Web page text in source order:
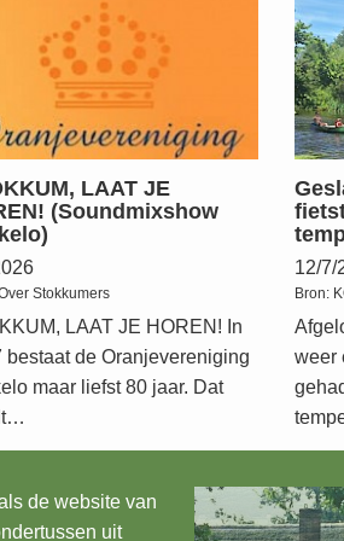
LAAT JE
(Soundmixshow
Stokkumers
LAAT JE HOREN! In
bestaat de Oranjevereniging
maar liefst 80 jaar. Dat
12/7/
Bron:
weer
de website van
uit